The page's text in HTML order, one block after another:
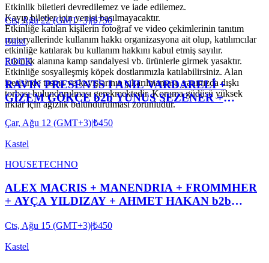
Etkinlik biletleri devredilemez ve iade edilemez.
Kayıp biletler için yenisi basılmayacaktır.
Etkinliğe katılan kişilerin fotoğraf ve video çekimlerinin tanıtım
materyallerinde kullanım hakkı organizasyona ait olup, katılımcılar
etkinliğe katılarak bu kullanım hakkını kabul etmiş sayılır.
Etkinlik alanına kamp sandalyesi vb. ürünlerle girmek yasaktır.
Etkinliğe sosyalleşmiş köpek dostlarımızla katılabilirsiniz. Alan
içerisinde tasma ve kayışlarının çıkarılmaması, yanınızda dışkı
torbası bulundurulması gerekmektedir. Koruma güdüsü yüksek
ırklar için ağızlık bulundurulması zorunludur.
Cts, Ağu 22 (GMT+3)|₺750
Blind
ROCK
RAVIN PRESENTS I ANIL VARDARELİ +
GİZEM GÖKÇE b2b YUNUS SEZENER +
XOXES b2b ROBIN ABRAHAMOĞLU
Çar, Ağu 12 (GMT+3)|₺450
Kastel
HOUSETECHNO
ALEX MACRIS + MANENDRIA + FROMMHER
+ AYÇA YILDIZAY + AHMET HAKAN b2b
Cts, Ağu 15 (GMT+3)|₺450
Kastel